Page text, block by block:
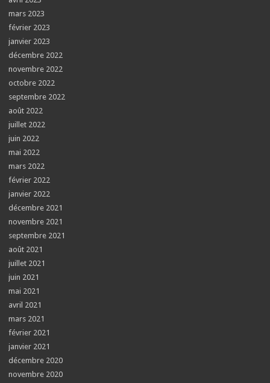
mars 2023
février 2023
janvier 2023
décembre 2022
novembre 2022
octobre 2022
septembre 2022
août 2022
juillet 2022
juin 2022
mai 2022
mars 2022
février 2022
janvier 2022
décembre 2021
novembre 2021
septembre 2021
août 2021
juillet 2021
juin 2021
mai 2021
avril 2021
mars 2021
février 2021
janvier 2021
décembre 2020
novembre 2020